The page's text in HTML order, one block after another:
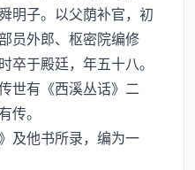
明子。以父荫补官，初
员外郎、枢密院编修
卒于殿廷，年五十八。
世有《西溪丛话》二
传。
他书所录，编为一